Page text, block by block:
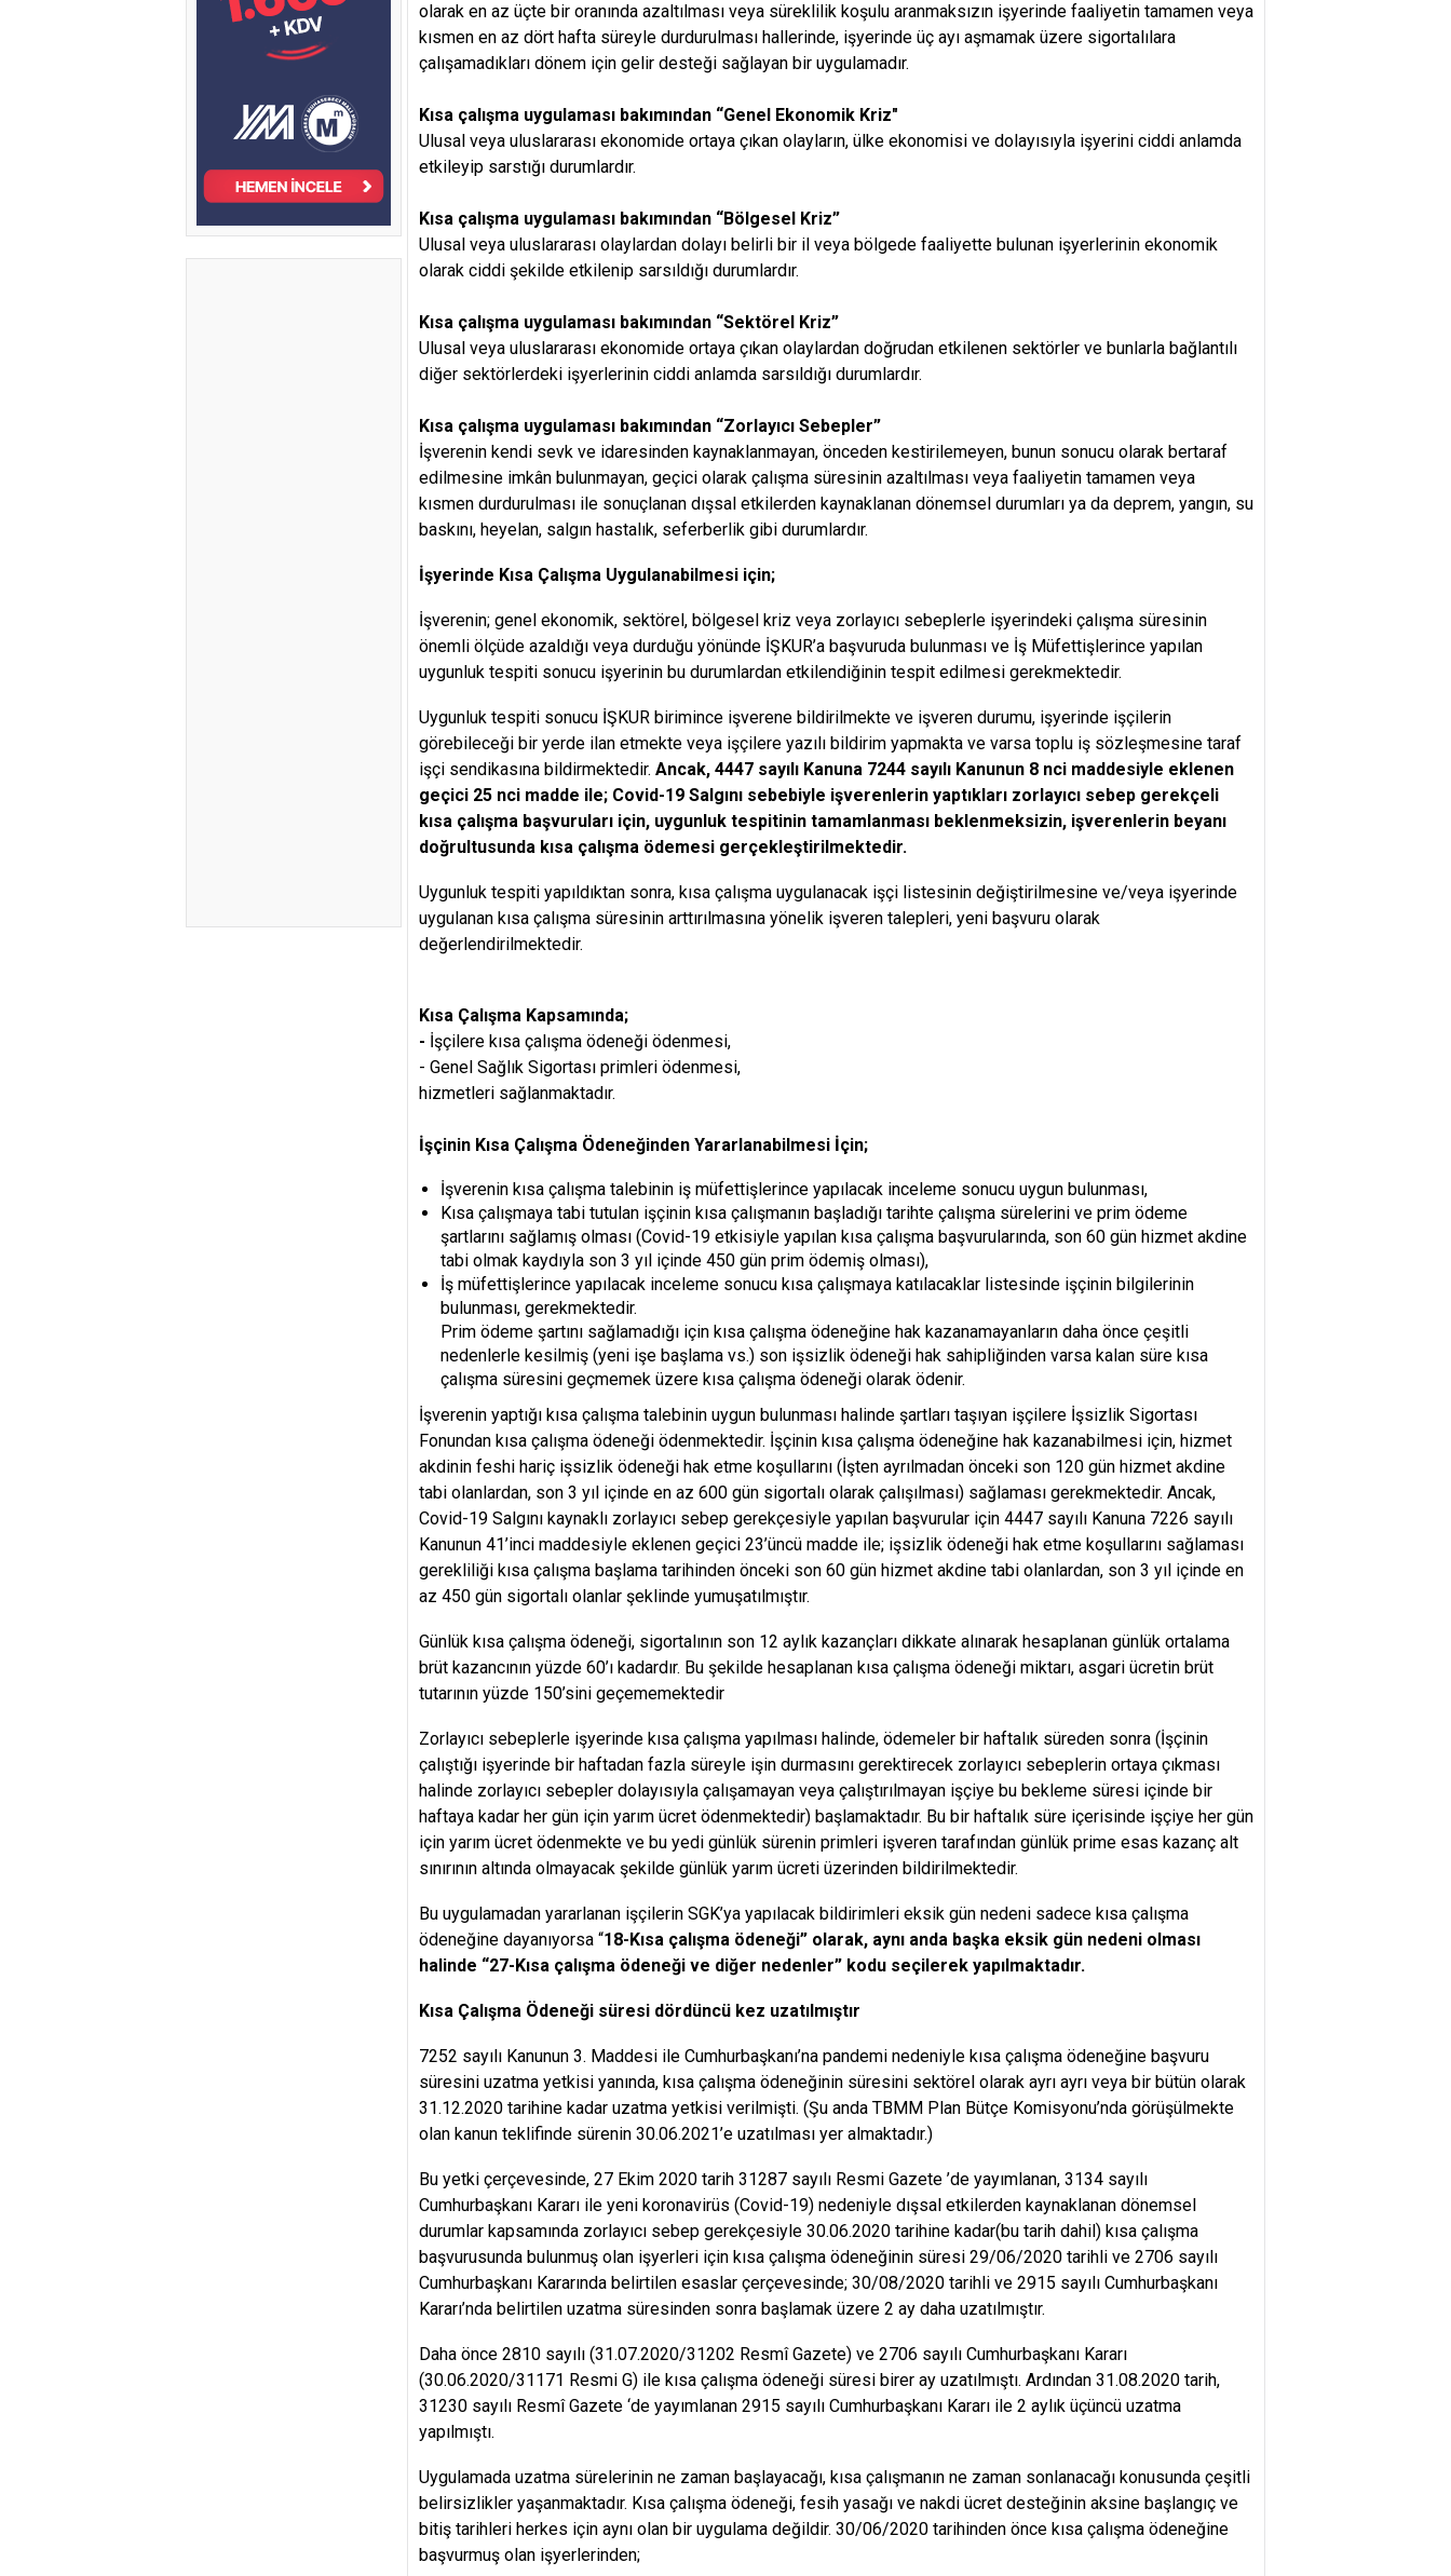
olarak en az üçte bir oranında azaltılması veya süreklilik koşulu aranmaksızın işyerinde faaliyetin tamamen veya
kısmen en az dört hafta süreyle durdurulması hallerinde, işyerinde üç ayı aşmamak üzere sigortalılara
çalışamadıkları dönem için gelir desteği sağlayan bir uygulamadır.
Kısa çalışma uygulaması bakımından “Genel Ekonomik Kriz"
Ulusal veya uluslararası ekonomide ortaya çıkan olayların, ülke ekonomisi ve dolayısıyla işyerini ciddi anlamda
etkileyip sarstığı durumlardır.
Kısa çalışma uygulaması bakımından “Bölgesel Kriz”
Ulusal veya uluslararası olaylardan dolayı belirli bir il veya bölgede faaliyette bulunan işyerlerinin ekonomik
olarak ciddi şekilde etkilenip sarsıldığı durumlardır.
Kısa çalışma uygulaması bakımından “Sektörel Kriz”
Ulusal veya uluslararası ekonomide ortaya çıkan olaylardan doğrudan etkilenen sektörler ve bunlarla bağlantılı
diğer sektörlerdeki işyerlerinin ciddi anlamda sarsıldığı durumlardır.
Kısa çalışma uygulaması bakımından “Zorlayıcı Sebepler”
İşverenin kendi sevk ve idaresinden kaynaklanmayan, önceden kestirilemeyen, bunun sonucu olarak bertaraf
edilmesine imkân bulunmayan, geçici olarak çalışma süresinin azaltılması veya faaliyetin tamamen veya
kısmen durdurulması ile sonuçlanan dışsal etkilerden kaynaklanan dönemsel durumları ya da deprem, yangın, su
baskını, heyelan, salgın hastalık, seferberlik gibi durumlardır.
İşyerinde Kısa Çalışma Uygulanabilmesi için;
İşverenin; genel ekonomik, sektörel, bölgesel kriz veya zorlayıcı sebeplerle işyerindeki çalışma süresinin
önemli ölçüde azaldığı veya durduğu yönünde İŞKUR’a başvuruda bulunması ve İş Müfettişlerince yapılan
uygunluk tespiti sonucu işyerinin bu durumlardan etkilendiğinin tespit edilmesi gerekmektedir.
Uygunluk tespiti sonucu İŞKUR birimince işverene bildirilmekte ve işveren durumu, işyerinde işçilerin
görebileceği bir yerde ilan etmekte veya işçilere yazılı bildirim yapmakta ve varsa toplu iş sözleşmesine taraf
işçi sendikasına bildirmektedir. Ancak, 4447 sayılı Kanuna 7244 sayılı Kanunun 8 nci maddesiyle eklenen
geçici 25 nci madde ile; Covid-19 Salgını sebebiyle işverenlerin yaptıkları zorlayıcı sebep gerekçeli
kısa çalışma başvuruları için, uygunluk tespitinin tamamlanması beklenmeksizin, işverenlerin beyanı
doğrultusunda kısa çalışma ödemesi gerçekleştirilmektedir.
Uygunluk tespiti yapıldıktan sonra, kısa çalışma uygulanacak işçi listesinin değiştirilmesine ve/veya işyerinde
uygulanan kısa çalışma süresinin arttırılmasına yönelik işveren talepleri, yeni başvuru olarak
değerlendirilmektedir.
Kısa Çalışma Kapsamında;
- İşçilere kısa çalışma ödeneği ödenmesi,
- Genel Sağlık Sigortası primleri ödenmesi,
hizmetleri sağlanmaktadır.
İşçinin Kısa Çalışma Ödeneğinden Yararlanabilmesi İçin;
İşverenin kısa çalışma talebinin iş müfettişlerince yapılacak inceleme sonucu uygun bulunması,
Kısa çalışmaya tabi tutulan işçinin kısa çalışmanın başladığı tarihte çalışma sürelerini ve prim ödeme
şartlarını sağlamış olması (Covid-19 etkisiyle yapılan kısa çalışma başvurularında, son 60 gün hizmet akdine
tabi olmak kaydıyla son 3 yıl içinde 450 gün prim ödemiş olması),
İş müfettişlerince yapılacak inceleme sonucu kısa çalışmaya katılacaklar listesinde işçinin bilgilerinin
bulunması, gerekmektedir.
Prim ödeme şartını sağlamadığı için kısa çalışma ödeneğine hak kazanamayanların daha önce çeşitli
nedenlerle kesilmiş (yeni işe başlama vs.) son işsizlik ödeneği hak sahipliğinden varsa kalan süre kısa
çalışma süresini geçmemek üzere kısa çalışma ödeneği olarak ödenir.
İşverenin yaptığı kısa çalışma talebinin uygun bulunması halinde şartları taşıyan işçilere İşsizlik Sigortası
Fonundan kısa çalışma ödeneği ödenmektedir. İşçinin kısa çalışma ödeneğine hak kazanabilmesi için, hizmet
akdinin feshi hariç işsizlik ödeneği hak etme koşullarını (İşten ayrılmadan önceki son 120 gün hizmet akdine
tabi olanlardan, son 3 yıl içinde en az 600 gün sigortalı olarak çalışılması) sağlaması gerekmektedir. Ancak,
Covid-19 Salgını kaynaklı zorlayıcı sebep gerekçesiyle yapılan başvurular için 4447 sayılı Kanuna 7226 sayılı
Kanunun 41’inci maddesiyle eklenen geçici 23’üncü madde ile; işsizlik ödeneği hak etme koşullarını sağlaması
gerekliliği kısa çalışma başlama tarihinden önceki son 60 gün hizmet akdine tabi olanlardan, son 3 yıl içinde en
az 450 gün sigortalı olanlar şeklinde yumuşatılmıştır.
Günlük kısa çalışma ödeneği, sigortalının son 12 aylık kazançları dikkate alınarak hesaplanan günlük ortalama
brüt kazancının yüzde 60’ı kadardır. Bu şekilde hesaplanan kısa çalışma ödeneği miktarı, asgari ücretin brüt
tutarının yüzde 150’sini geçememektedir
Zorlayıcı sebeplerle işyerinde kısa çalışma yapılması halinde, ödemeler bir haftalık süreden sonra (İşçinin
çalıştığı işyerinde bir haftadan fazla süreyle işin durmasını gerektirecek zorlayıcı sebeplerin ortaya çıkması
halinde zorlayıcı sebepler dolayısıyla çalışamayan veya çalıştırılmayan işçiye bu bekleme süresi içinde bir
haftaya kadar her gün için yarım ücret ödenmektedir) başlamaktadır. Bu bir haftalık süre içerisinde işçiye her gün
için yarım ücret ödenmekte ve bu yedi günlük sürenin primleri işveren tarafından günlük prime esas kazanç alt
sınırının altında olmayacak şekilde günlük yarım ücreti üzerinden bildirilmektedir.
Bu uygulamadan yararlanan işçilerin SGK’ya yapılacak bildirimleri eksik gün nedeni sadece kısa çalışma
ödeneğine dayanıyorsa “18-Kısa çalışma ödeneği” olarak, aynı anda başka eksik gün nedeni olması
halinde “27-Kısa çalışma ödeneği ve diğer nedenler” kodu seçilerek yapılmaktadır.
Kısa Çalışma Ödeneği süresi dördüncü kez uzatılmıştır
7252 sayılı Kanunun 3. Maddesi ile Cumhurbaşkanı’na pandemi nedeniyle kısa çalışma ödeneğine başvuru
süresini uzatma yetkisi yanında, kısa çalışma ödeneğinin süresini sektörel olarak ayrı ayrı veya bir bütün olarak
31.12.2020 tarihine kadar uzatma yetkisi verilmişti. (Şu anda TBMM Plan Bütçe Komisyonu’nda görüşülmekte
olan kanun teklifinde sürenin 30.06.2021’e uzatılması yer almaktadır.)
Bu yetki çerçevesinde, 27 Ekim 2020 tarih 31287 sayılı Resmi Gazete ’de yayımlanan, 3134 sayılı
Cumhurbaşkanı Kararı ile yeni koronavirüs (Covid-19) nedeniyle dışsal etkilerden kaynaklanan dönemsel
durumlar kapsamında zorlayıcı sebep gerekçesiyle 30.06.2020 tarihine kadar(bu tarih dahil) kısa çalışma
başvurusunda bulunmuş olan işyerleri için kısa çalışma ödeneğinin süresi 29/06/2020 tarihli ve 2706 sayılı
Cumhurbaşkanı Kararında belirtilen esaslar çerçevesinde; 30/08/2020 tarihli ve 2915 sayılı Cumhurbaşkanı
Kararı’nda belirtilen uzatma süresinden sonra başlamak üzere 2 ay daha uzatılmıştır.
Daha önce 2810 sayılı (31.07.2020/31202 Resmî Gazete) ve 2706 sayılı Cumhurbaşkanı Kararı
(30.06.2020/31171 Resmi G) ile kısa çalışma ödeneği süresi birer ay uzatılmıştı. Ardından 31.08.2020 tarih,
31230 sayılı Resmî Gazete ‘de yayımlanan 2915 sayılı Cumhurbaşkanı Kararı ile 2 aylık üçüncü uzatma
yapılmıştı.
Uygulamada uzatma sürelerinin ne zaman başlayacağı, kısa çalışmanın ne zaman sonlanacağı konusunda çeşitli
belirsizlikler yaşanmaktadır. Kısa çalışma ödeneği, fesih yasağı ve nakdi ücret desteğinin aksine başlangıç ve
bitiş tarihleri herkes için aynı olan bir uygulama değildir. 30/06/2020 tarihinden önce kısa çalışma ödeneğine
başvurmuş olan işyerlerinden;